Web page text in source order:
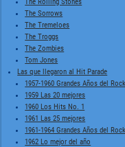
The Sorrows
The Tremeloes
The Troggs
The Zombies
Tom Jones
Las que llegaron al Hit Parade
1957-1960 Grandes Años del Rock
1959 Las 20 mejores
1960 Los Hits No. 1
1961 Las 25 mejores
1961-1964 Grandes Años del Rock
1962 Lo mejor del año